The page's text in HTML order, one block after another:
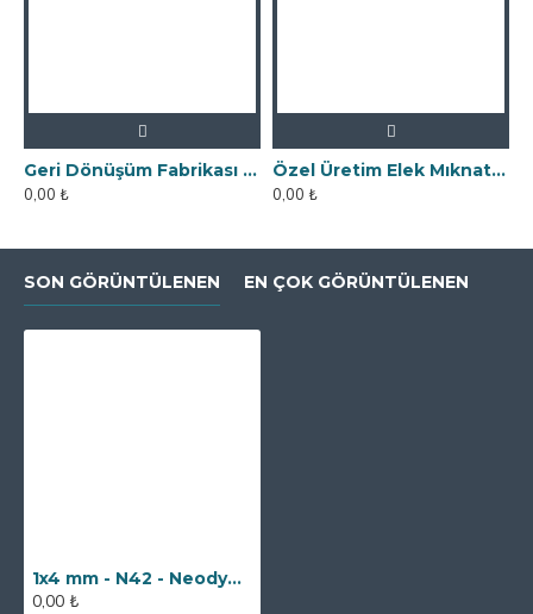
Geri Dönüşüm Fabrikası İçin Kolay Temizlenebilir Neodyum Elek Mıknatıs
0,00 ₺
Özel Üretim Elek Mıknatıs - Un Fabrikasına
0,00 ₺
SON GÖRÜNTÜLENEN EN ÇOK GÖRÜNTÜLENEN
1x4 mm - N42 - Neodyum Mıknatıs
0,00 ₺